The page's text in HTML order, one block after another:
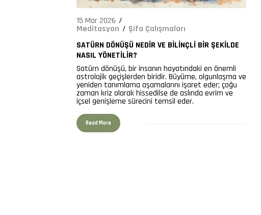
15 Mar 2026
Meditasyon
Şifa Çalışmaları
SATÜRN DÖNÜŞÜ NEDIR VE BILINÇLI BIR ŞEKILDE
NASIL YÖNETILIR?
Satürn dönüşü, bir insanın hayatındaki en önemli
astrolojik geçişlerden biridir. Büyüme, olgunlaşma ve
yeniden tanımlama aşamalarını işaret eder; çoğu
zaman kriz olarak hissedilse de aslında evrim ve
içsel genişleme sürecini temsil eder.
Read More